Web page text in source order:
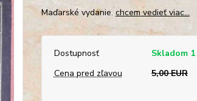
Maďarské vydanie.chcem vedieť viac...
Dostupnosť
Skladom
Cena pred zľavou
5,00 EUR